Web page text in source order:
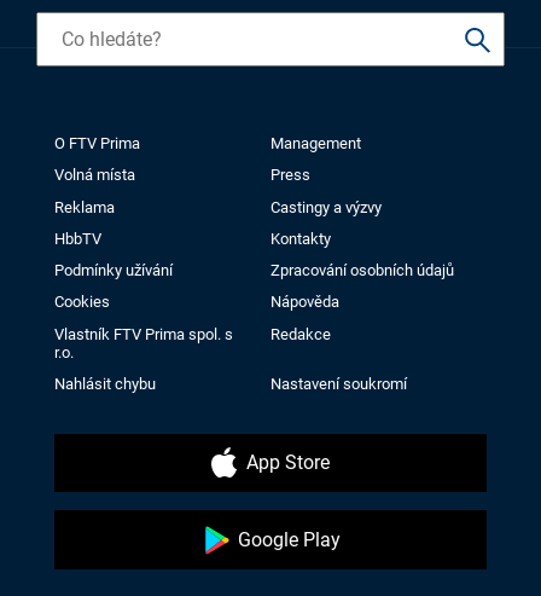
O FTV Prima
Management
Volná místa
Press
Reklama
Castingy a výzvy
HbbTV
Kontakty
Podmínky užívání
Zpracování osobních údajů
Cookies
Nápověda
Vlastník FTV Prima spol. s
r.o.
Redakce
Nahlásit chybu Nastavení soukromí
App Store
Google Play